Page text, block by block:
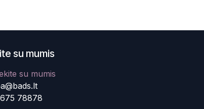
su mumis
su mumis
78878